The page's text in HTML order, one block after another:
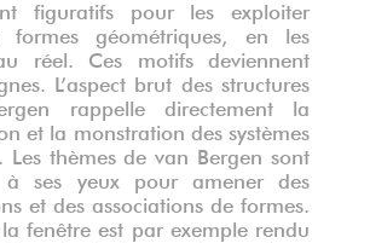
figuratifs pour les exploiter
formes géométriques, en les
réel. Ces motifs deviennent
L’aspect brut des structures
rappelle directement la
et la monstration des systèmes
Les thèmes de van Bergen sont
à ses yeux pour amener des
et des associations de formes.
la fenêtre est par exemple rendu